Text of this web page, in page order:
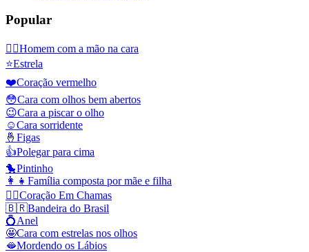
Popular
🤦‍♂️Homem com a mão na cara
⭐Estrela
❤️Coração vermelho
😳Cara com olhos bem abertos
😉Cara a piscar o olho
☺️Cara sorridente
🤞 Figas
👍Polegar para cima
🐤Pintinho
👩‍👧 Família composta por mãe e filha
❤️‍🔥Coração Em Chamas
🇧🇷Bandeira do Brasil
💍Anel
🤩Cara com estrelas nos olhos
🫦Mordendo os Lábios